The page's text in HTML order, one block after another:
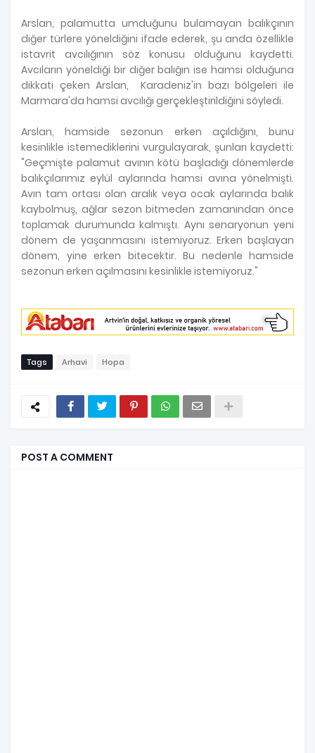
Arslan, palamutta umduğunu bulamayan balıkçının
diğer türlere yöneldiğini ifade ederek, şu anda özellikle
istavrit avcılığının söz konusu olduğunu kaydetti.
Avcıların yöneldiği bir diğer balığın ise hamsi olduğuna
dikkati çeken Arslan, Karadeniz'in bazı bölgeleri ile
Marmara'da hamsi avcılığı gerçekleştirildiğini söyledi.
Arslan, hamside sezonun erken açıldığını, bunu
kesinlikle istemediklerini vurgulayarak, şunları kaydetti:
"Geçmişte palamut avının kötü başladığı dönemlerde
balıkçılarımız eylül aylarında hamsi avına yönelmişti.
Avın tam ortası olan aralık veya ocak aylarında balık
kaybolmuş, ağlar sezon bitmeden zamanından önce
toplamak durumunda kalmıştı. Aynı senaryonun yeni
dönem de yaşanmasını istemiyoruz. Erken başlayan
dönem, yine erken bitecektir. Bu nedenle hamside
sezonun erken açılmasını kesinlikle istemiyoruz."
Tags Arhavi Hopa
POST A COMMENT